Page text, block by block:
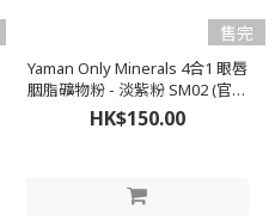
售完
Yaman Only Minerals 4合1 眼唇
胭脂礦物粉 - 淡紫粉 SM02 (官方
行貨)
HK$150.00